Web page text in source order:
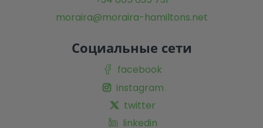
moraira@moraira-hamiltons.net
Социальные сети
facebook
instagram
twitter
linkedin